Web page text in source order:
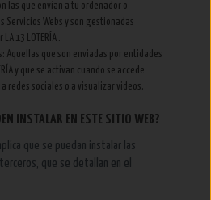
las que envían a tu ordenador o
Servicios Webs y son gestionadas
13 LOTERÍA .
Aquellas que son enviadas por entidades
y que se activan cuando se accede
redes sociales o a visualizar videos.
INSTALAR EN ESTE SITIO WEB?
que se puedan instalar las
que se detallan en el